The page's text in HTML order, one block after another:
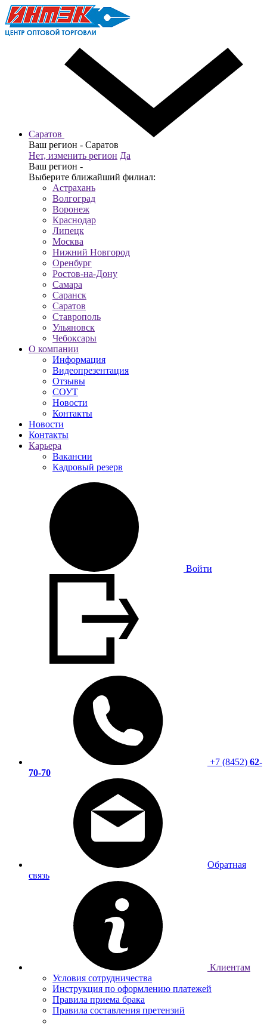
Саратов
Ваш регион - Саратов
Нет, изменить регион Да
Ваш регион -
Выберите ближайший филиал:
Астрахань
Волгоград
Воронеж
Краснодар
Липецк
Москва
Нижний Новгород
Оренбург
Ростов-на-Дону
Самара
Саранск
Саратов
Ставрополь
Ульяновск
Чебоксары
О компании
Информация
Видеопрезентация
Отзывы
СОУТ
Новости
Контакты
Новости
Контакты
Карьера
Вакансии
Кадровый резерв
Войти
+7 (8452) 62-
70-70
Обратная
связь
Клиентам
Условия сотрудничества
Инструкция по оформлению платежей
Правила приема брака
Правила составления претензий